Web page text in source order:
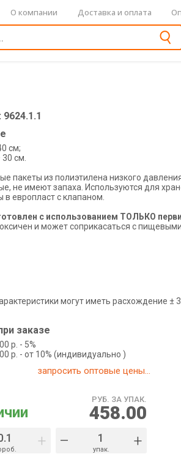
О компании Доставка и оплата
9624.1.1
см;
см.
пакеты из полиэтилена низкого
не имеют запаха. Используются для
в европласт с клапаном.
с использованием ТОЛЬКО
и может соприкасаться с
могут иметь расхождение ±
заказе
р. - 5%
р. - от 10% (индивидуально )
запросить оптовые цены...
РУБ. ЗА УПАК.
458.00
+ – упак. +